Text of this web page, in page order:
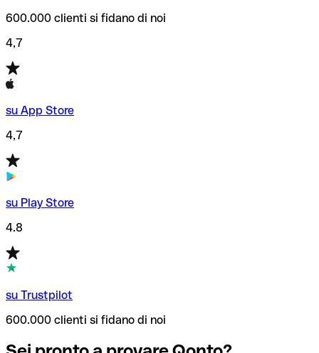
600.000 clienti si fidano di noi
4,7
su App Store
4,7
su Play Store
4.8
su Trustpilot
600.000 clienti si fidano di noi